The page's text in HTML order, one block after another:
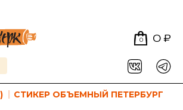
0 0 ₽
СТИКЕР ОБЪЕМНЫЙ ПЕТЕРБУРГ